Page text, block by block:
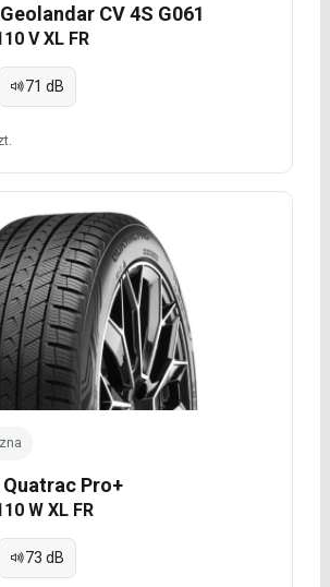
CV 4S G061
V XL FR
71 dB
Pro+
W XL FR
73 dB